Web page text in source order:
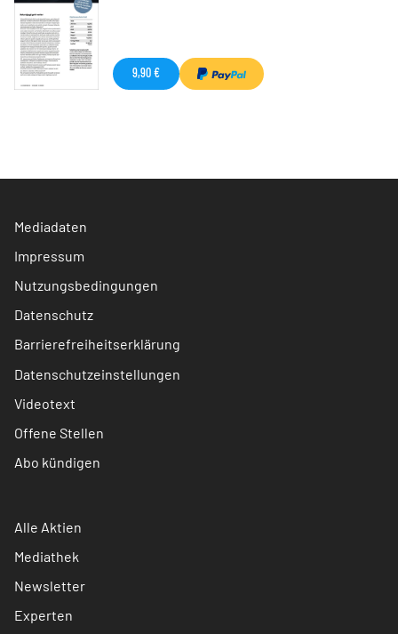
9,90 €
Mediadaten
Impressum
Nutzungsbedingungen
Datenschutz
Barrierefreiheitserklärung
Datenschutzeinstellungen
Videotext
Offene Stellen
Abo kündigen
Alle Aktien
Mediathek
Newsletter
Experten